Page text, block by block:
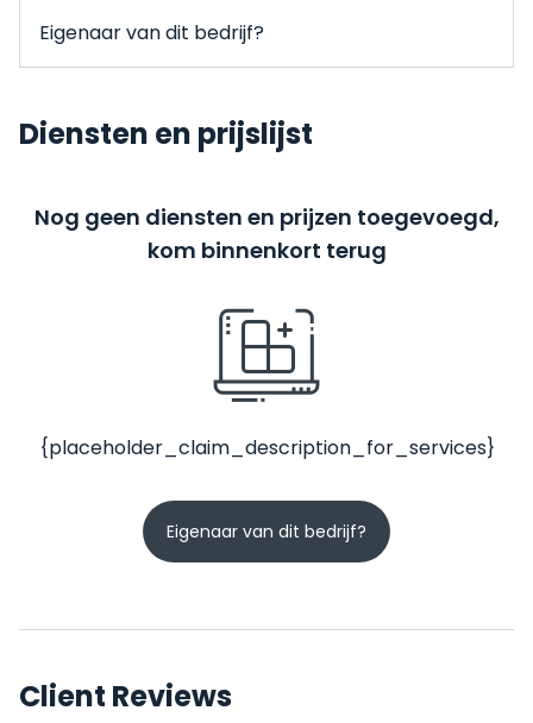
Eigenaar van dit bedrijf?
Diensten en prijslijst
Nog geen diensten en prijzen toegevoegd,
kom binnenkort terug
{placeholder_claim_description_for_services}
Eigenaar van dit bedrijf?
Client Reviews